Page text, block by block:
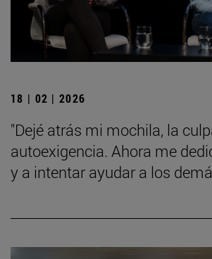
18 | 02 | 2026
"Dejé atrás mi mochila, la
autoexigencia. Ahora me
y a intentar ayudar a los